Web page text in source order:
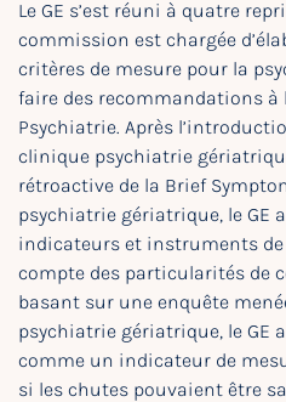
Le GE s’est réuni à quatre
commission est chargée
critères de mesure pour la
faire des recommandations à
Psychiatrie. Après
clinique psychiatrie
rétroactive de la Brief
psychiatrie gériatrique, le GE
indicateurs et instruments
compte des particularités de
basant sur une enquête
psychiatrie gériatrique, le GE
comme un indicateur de
si les chutes pouvaient être